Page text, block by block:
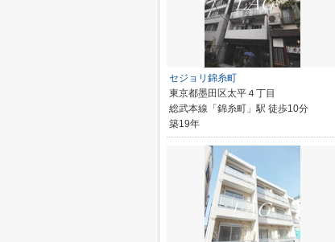
セジョリ錦糸町
東京都墨田区太平４丁目
総武本線「錦糸町」駅 徒歩10分
築19年